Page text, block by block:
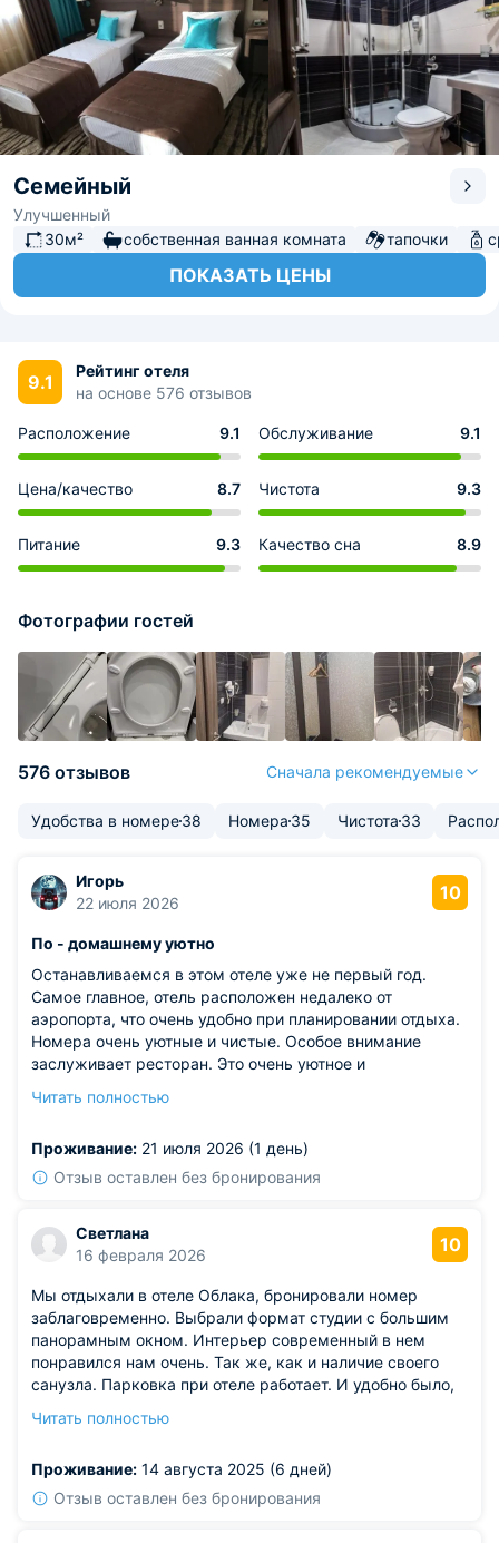
Семейный
Улучшенный
30м²
собственная ванная комната тапочки
ПОКАЗАТЬ ЦЕНЫ
9.1
Рейтинг отеля
на основе 576 отзывов
Расположение 9.1 Обслуживание 9.1
Цена/качество 8.7 Чистота 9.3
Питание 9.3 Качество сна 8.9
Фотографии гостей
576 отзывов Сначала рекомендуемые
Удобства в номере38 Номера 35 Чистота 33
Игорь
22 июля 2026
10
По - домашнему уютно
Останавливаемся в этом отеле уже не первый год.
Самое главное, отель расположен недалеко от
аэропорта, что очень удобно при планировании отдыха.
Номера очень уютные и чистые. Особое внимание
заслуживает ресторан. Это очень уютное и
разнообразной кухней. Официанты очень
благодарность выражаем Ольге за ее внимательность
и отзывчивость, а также подробное описание каждого
Из недостатков: на данный момент отсутствует
длительная стоянка для авто, в связи с чем приходится
искать по городу, где можно оставить машину.
Читать полностью
Проживание: 21 июля 2026 (1 день)
Отзыв оставлен без бронирования
Светлана
16 февраля 2026
10
Мы отдыхали в отеле Облака, бронировали номер
заблаговременно. Выбрали формат студии с большим
панорамным окном. Интерьер современный в нем
понравился нам очень. Так же, как и наличие своего
санузла. Парковка при отеле работает. И удобно было,
вся техника работала исправно. Гигиенические и
Читать полностью
Проживание: 14 августа 2025 (6 дней)
Отзыв оставлен без бронирования